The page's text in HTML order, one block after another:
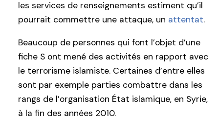
les services de renseignements estiment qu’il
pourrait commettre une attaque, un attentat.
Beaucoup de personnes qui font l’objet d’une
fiche S ont mené des activités en rapport avec
le terrorisme islamiste. Certaines d’entre elles
sont par exemple parties combattre dans les
rangs de l’organisation État islamique, en Syrie,
à la fin des années 2010.